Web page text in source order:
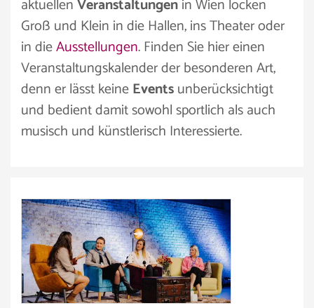
aktuellenVeranstaltungenin Wien locken
Groß und Klein in die Hallen, ins Theater oder
in dieAusstellungen. Finden Sie hier einen
Veranstaltungskalender der besonderen Art,
denn er lässt keineEventsunberücksichtigt
und bedient damit sowohl sportlich als auch
musisch und künstlerisch Interessierte.